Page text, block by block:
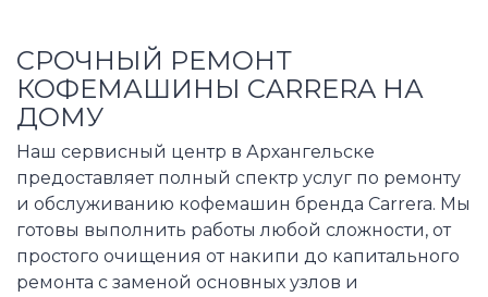
СРОЧНЫЙ РЕМОНТ
КОФЕМАШИНЫ CARRERA НА
ДОМУ
Наш сервисный центр в Архангельске
предоставляет полный спектр услуг по ремонту
и обслуживанию кофемашин бренда Carrera. Мы
готовы выполнить работы любой сложности, от
простого очищения от накипи до капитального
ремонта с заменой основных узлов и